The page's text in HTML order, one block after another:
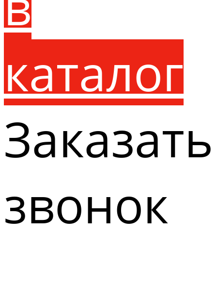
каталог
Заказать
звонок